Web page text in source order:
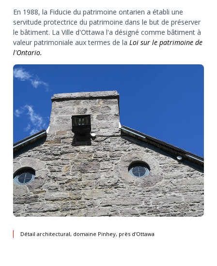
En 1988, la Fiducie du patrimoine ontarien a établi une
servitude protectrice du patrimoine dans le but de préserver
le bâtiment. La Ville d'Ottawa l'a désigné comme bâtiment à
valeur patrimoniale aux termes de la Loi sur le patrimoine de
l'Ontario.
Détail architectural, domaine Pinhey, près d'Ottawa